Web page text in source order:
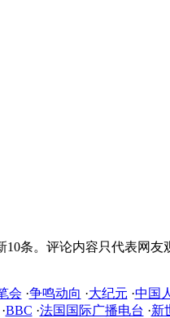
10条。评论内容只代表网
会 ·争鸣动向 ·大纪元 ·中国
BBC ·法国国际广播电台 ·新